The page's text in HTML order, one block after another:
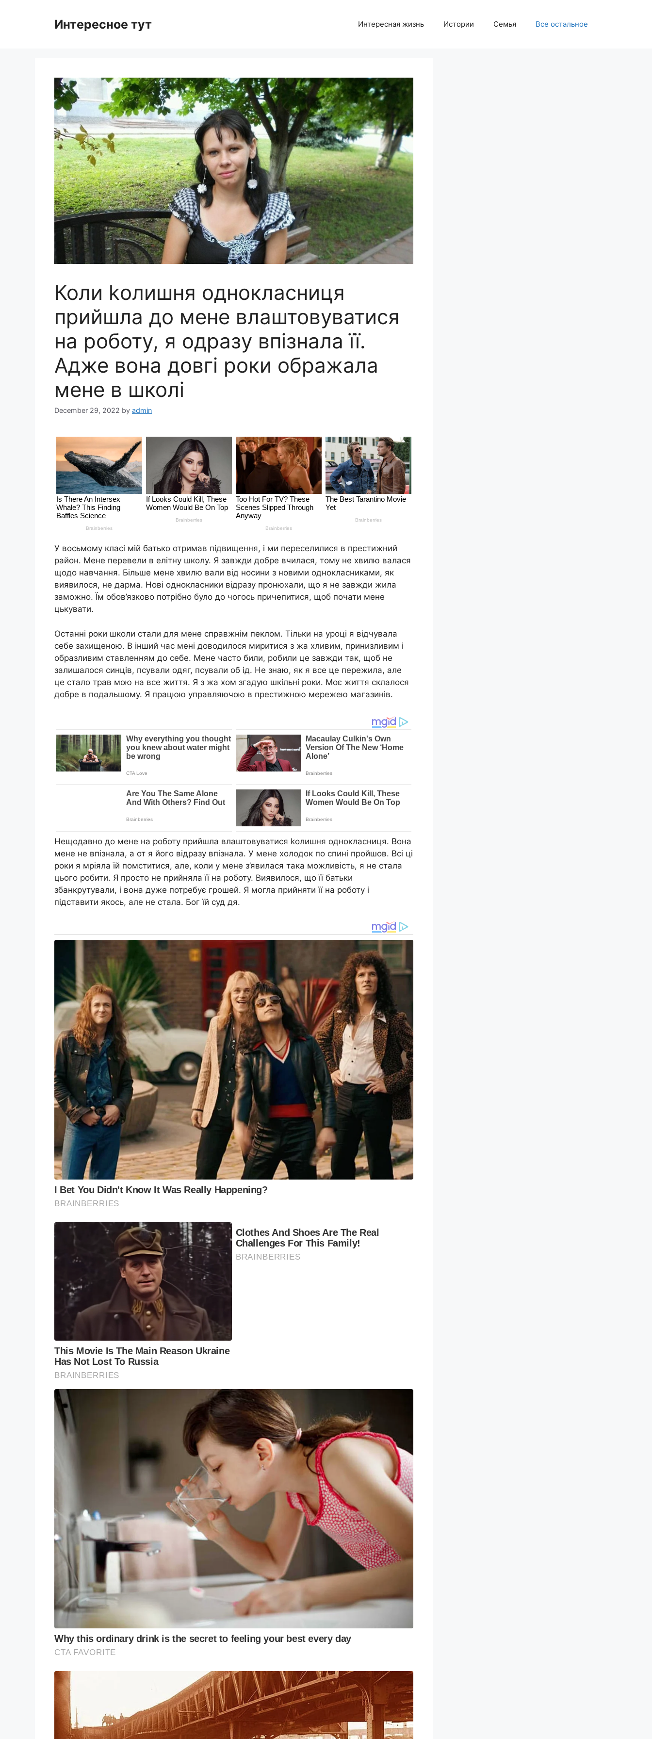
Интересное тут Интересная жизнь Истории Семья Все остальное
Коли kолишня однокласниця
прийшла до мене влаштовуватися
на роботу, я одразу впізнала її.
Адже вона довгі роки ображала
мене в школі
December 29, 2022 by admin
У восьмому класі мій батько отримав підвищення, і ми переселилися в престижний
район. Мене перевели в елітну школу. Я завжди добре вчилася, тому не хвилю валася
щодо навчання. Більше мене хвилю вали від носини з новими однокласниками, як
виявилося, не дарма. Нові однокласники відразу пронюхали, що я не завжди жила
заможно. Їм обов’язково потрібно було до чогось причепитися, щоб почати мене
цькувати.
Останні роки школи стали для мене справжнім пеклом. Тільки на уроці я відчувала
себе захищеною. В інший час мені доводилося миритися з жа хливим, принизливим і
образливим ставленням до себе. Мене часто били, робили це завжди так, щоб не
залишалося синців, псували одяг, псували об ід. Не знаю, як я все це пережила, але
це стало трав мою на все життя. Я з жа хом згадую шкільні роки. Моє життя склалося
добре в подальшому. Я працюю управляючою в престижною мережею магазинів.
Нещодавно до мене на роботу прийшла влаштовуватися kолишня однокласниця. Вона
мене не впізнала, а от я його відразу впізнала. У мене холодок по спині пройшов. Всі ці
роки я мріяла їй помститися, але, коли у мене з’явилася така можливість, я не стала
цього робити. Я просто не прийняла її на роботу. Виявилося, що її батьки
збанкрутували, і вона дуже потребує грошей. Я могла прийняти її на роботу і
підставити якось, але не стала. Бог їй суд дя.